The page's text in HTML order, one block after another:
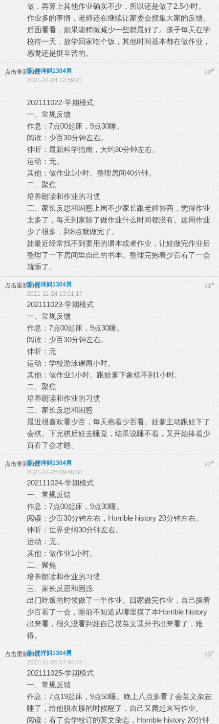
做，再算上其他作业确实不少，所以还是做了2.5小时。
作业多的事情，老师还在继续让家委会搜集大家的反馈。
后面看看，如果能稍微减少一些就最好了。孩子每天在学
校待一天，放学回家吃个饭，其他时间基本都在做作业，
感觉还是挺辛苦的。
点击重新加载 90#
苏-洋洋妈1304男
2021-11-24 12:59:21
202111022-学期模式
一、常规反馈
作息：7点00起床，9点30睡。
阅读：少百30分钟左右。
伴听：最新科学指南，大约30分钟左右。
运动：无。
其他：做作业1小时。整理房间40分钟。
二、聚焦
培养朗读和作业的习惯
三、家长反思和困惑上周不少家长跟老师协商，觉得作业
太多了，每天到家除了做作业什么时间都没有。这周作业
少了很多，到8点就做完了。
娃最近经常找不到要用的课本或者作业，让娃做完作业后
整理了一下房间里自己的书本。整理完抱着少百看了一会
就睡了。
点击重新加载 91#
苏-洋洋妈1304男
2021-11-24 13:01:17
202111023-学期模式
一、常规反馈
作息：7点00起床，9点30睡。
阅读：少百30分钟左右。
伴听：无
运动：学校游泳课两小时。
其他：做作业1小时。跟娃爹下象棋不到1小时。
二、聚焦
培养朗读和作业的习惯
三、家长反思和困惑
最近很喜欢看少百，每天抱着少百看。娃爹主动跟娃下了
会棋。下完棋后娃去睡觉，结果说睡不着，又开始捧着少
百看了会才睡。
点击重新加载 92#
苏-洋洋妈1304男
2021-11-25 09:48:38
202111024-学期模式
一、常规反馈
作息：7点00起床，9点30睡。
阅读：少百30分钟左右，Horrible history 20分钟左右。
伴听：世界史纲30分钟左右。
运动：无。
其他：做作业1小时。
二、聚焦
培养朗读和作业的习惯
三、家长反思和困惑
出门吃饭的时候做了一半作业。回家做完作业，自己摸着
少百看了一会，睡前不知道从哪里摸了本Horrible history
出来看，很久没看到娃自己摸英文课外书出来看了，难
得。
点击重新加载 93#
苏-洋洋妈1304男
2021-11-26 07:44:45
202111025-学期模式
一、常规反馈
作息：7点19起床，9点50睡。晚上八点多看了会英文杂志
睡了，给他脱衣服的时候醒了，自己又爬起来写作业。
阅读：看了会学校订的英文杂志，Horrible history 20分钟